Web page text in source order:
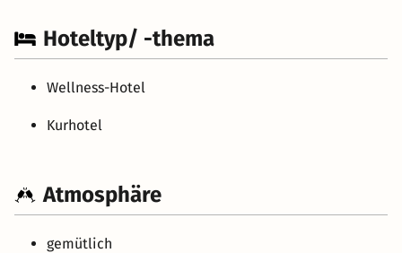
Hoteltyp/ -thema
Wellness-Hotel
Kurhotel
Atmosphäre
gemütlich